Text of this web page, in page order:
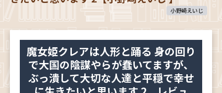
小野崎えいじ
魔女姫クレアは人形と踊る 身の回り
で大国の陰謀やらが蠢いてますが、
ぶっ潰して大切な人達と平穏で幸せ